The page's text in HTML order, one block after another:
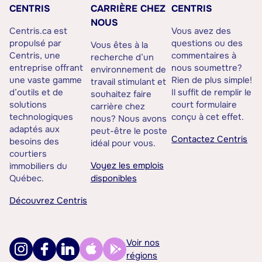
CENTRIS
Centris.ca est
propulsé par
Centris, une
entreprise offrant
une vaste gamme
d’outils et de
solutions
technologiques
adaptés aux
besoins des
courtiers
immobiliers du
Québec.
Découvrez Centris
CARRIÈRE CHEZ
NOUS
Vous êtes à la
recherche d’un
environnement de
travail stimulant et
souhaitez faire
carrière chez
nous? Nous avons
peut-être le poste
idéal pour vous.
Voyez les emplois
disponibles
CENTRIS
Vous avez des
questions ou des
commentaires à
nous soumettre?
Rien de plus simple!
Il suffit de remplir le
court formulaire
conçu à cet effet.
Contactez Centris
Voir nos
régions